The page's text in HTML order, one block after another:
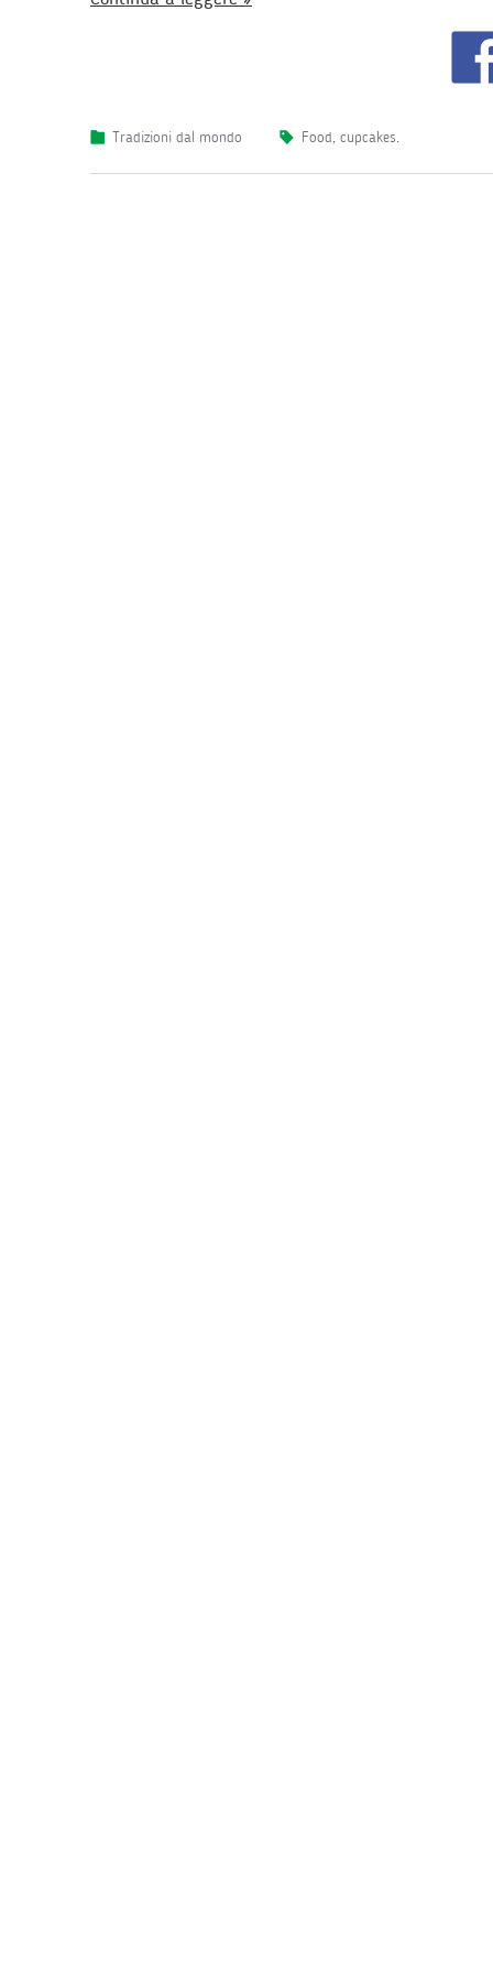
Tradizioni dal mondo food, cupcakes.